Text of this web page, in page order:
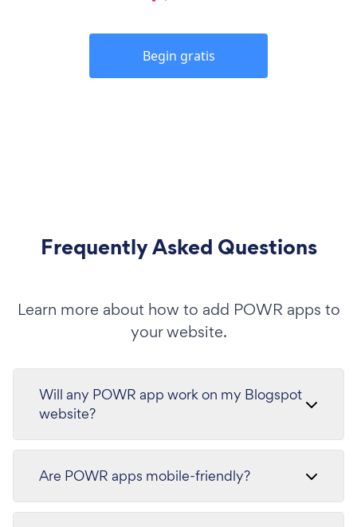
Begin gratis
Frequently Asked Questions
Learn more about how to add POWR apps to
your website.
Will any POWR app work on my Blogspot
website?
Are POWR apps mobile-friendly?